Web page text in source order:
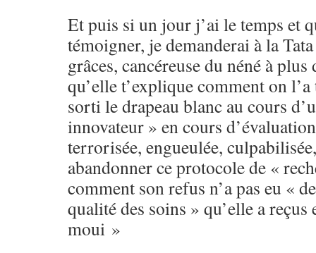
Et puis si un jour j’ai le temps et
témoigner, je demanderai à la
grâces, cancéreuse du néné à
qu’elle t’explique comment on
sorti le drapeau blanc au cours
innovateur » en cours
terrorisée, engueulée,
abandonner ce protocole de «
comment son refus n’a pas eu «
qualité des soins » qu’elle a
moui »